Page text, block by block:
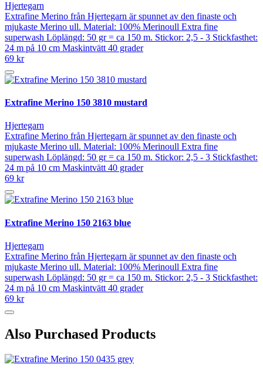
Hjertegarn
Extrafine Merino från Hjertegarn är spunnet av den finaste och
mjukaste Merino ull. Material: 100% Merinoull Extra fine
superwash Löplängd: 50 gr = ca 150 m. Stickor: 2,5 - 3 Stickfasthet:
24 m på 10 cm Maskintvätt 40 grader
69 kr
Extrafine Merino 150 3810 mustard
Hjertegarn
Extrafine Merino från Hjertegarn är spunnet av den finaste och
mjukaste Merino ull. Material: 100% Merinoull Extra fine
superwash Löplängd: 50 gr = ca 150 m. Stickor: 2,5 - 3 Stickfasthet:
24 m på 10 cm Maskintvätt 40 grader
69 kr
Extrafine Merino 150 2163 blue
Hjertegarn
Extrafine Merino från Hjertegarn är spunnet av den finaste och
mjukaste Merino ull. Material: 100% Merinoull Extra fine
superwash Löplängd: 50 gr = ca 150 m. Stickor: 2,5 - 3 Stickfasthet:
24 m på 10 cm Maskintvätt 40 grader
69 kr
Also Purchased Products